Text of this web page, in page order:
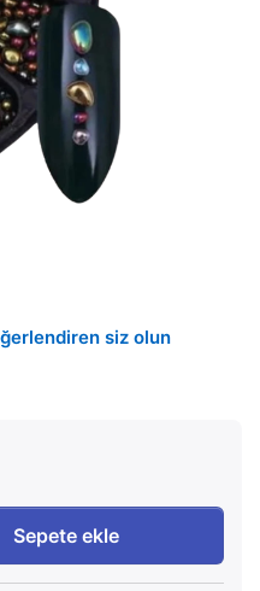
siz olun
Sepete ekle